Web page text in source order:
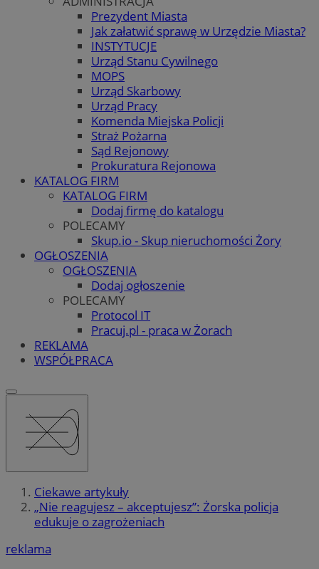
Prezydent Miasta
Jak załatwić sprawę w Urzędzie Miasta?
INSTYTUCJE
Urząd Stanu Cywilnego
MOPS
Urząd Skarbowy
Urząd Pracy
Komenda Miejska Policji
Straż Pożarna
Sąd Rejonowy
Prokuratura Rejonowa
KATALOG FIRM
KATALOG FIRM
Dodaj firmę do katalogu
POLECAMY
Skup.io - Skup nieruchomości Żory
OGŁOSZENIA
OGŁOSZENIA
Dodaj ogłoszenie
POLECAMY
Protocol IT
Pracuj.pl - praca w Żorach
REKLAMA
WSPÓŁPRACA
Ciekawe artykuły
„Nie reagujesz – akceptujesz”: Żorska policja
edukuje o zagrożeniach
reklama